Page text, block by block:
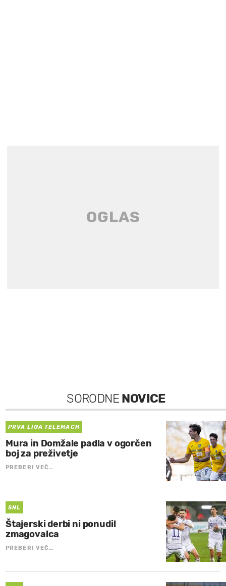
SORODNE NOVICE
PRVA LIGA TELEMACH
Mura in Domžale padla v ogorčen
boj za preživetje
PREBERI VEČ…
SNL
Štajerski derbi ni ponudil
zmagovalca
PREBERI VEČ…